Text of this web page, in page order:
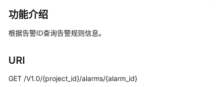
品
绍
快
功能介绍
根据告警ID查询告警规则信息。
URI
GET /V1.0/{project_id}/alarms/{alarm_id}